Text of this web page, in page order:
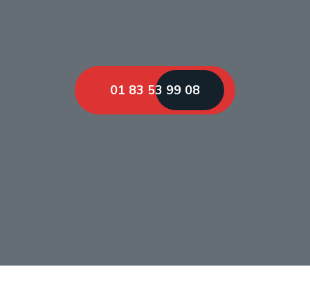
01 83 53 99 08